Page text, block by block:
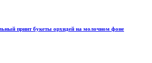
принт букеты орхидей на молочном фоне